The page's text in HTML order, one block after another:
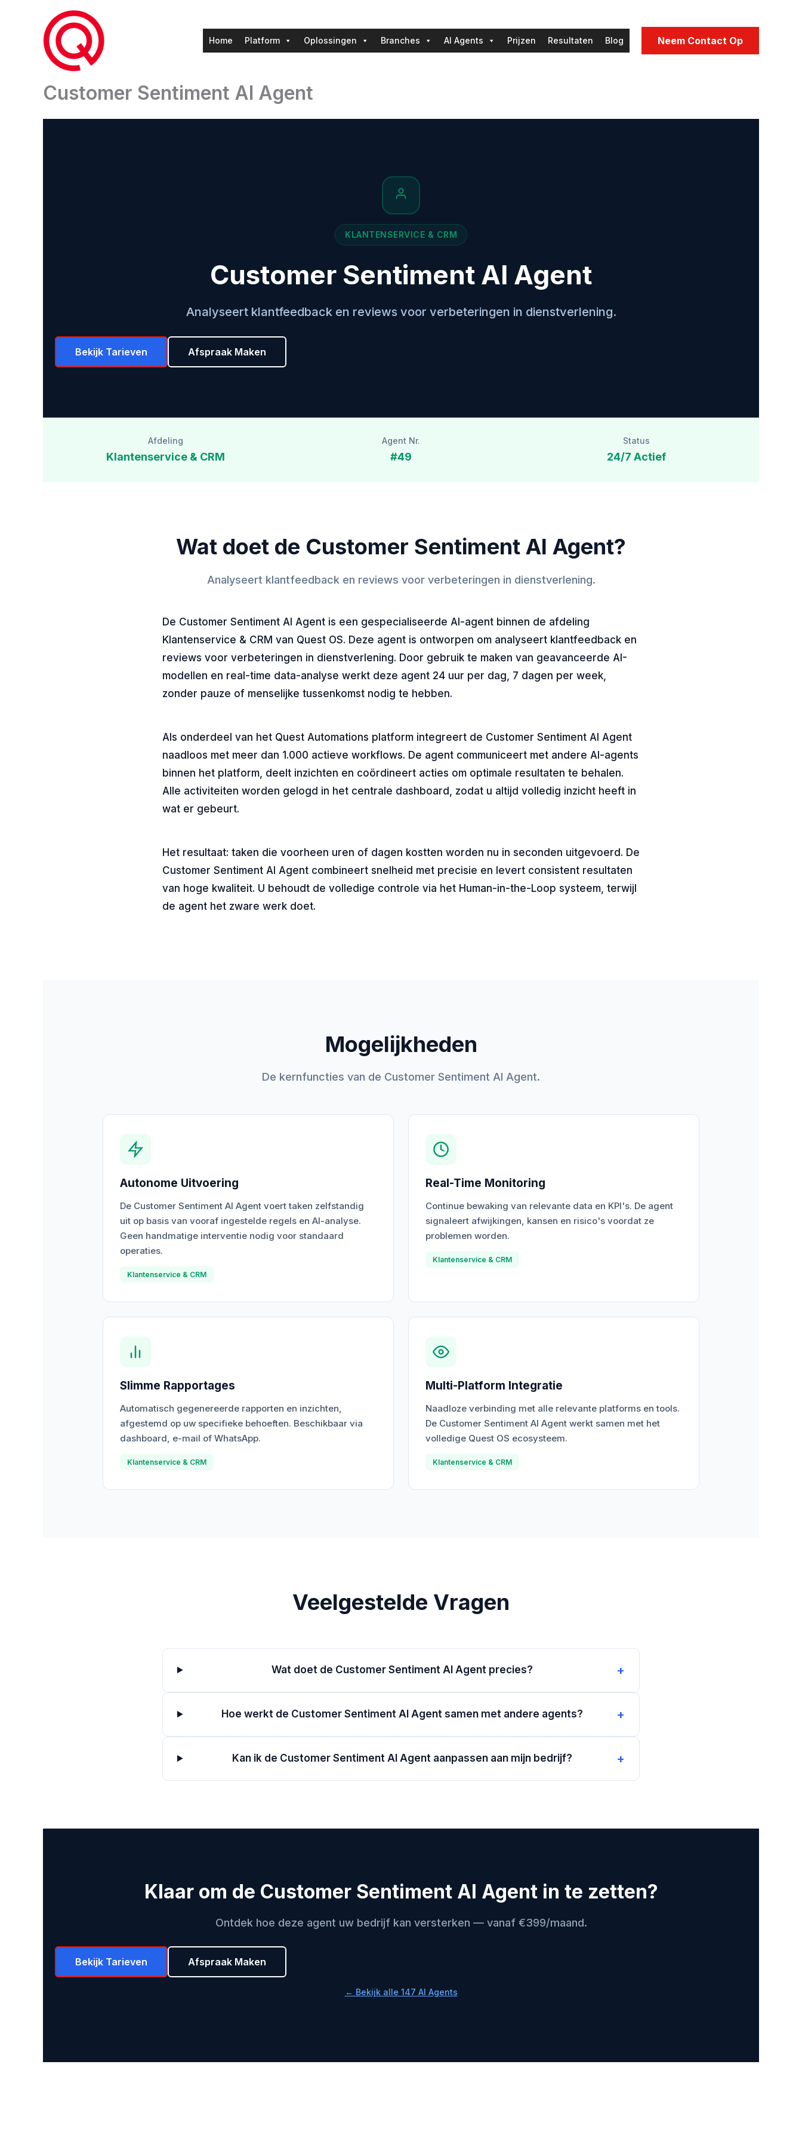
Home Platform Oplossingen Branches AI Agents Prijzen Resultaten Blog Neem Contact Op
Customer Sentiment AI Agent
KLANTENSERVICE & CRM
Customer Sentiment AI Agent
Analyseert klantfeedback en reviews voor verbeteringen in dienstverlening.
Bekijk Tarieven Afspraak Maken
Afdeling
Klantenservice & CRM
Agent Nr.
#49
Status
24/7 Actief
Wat doet de Customer Sentiment AI Agent?
Analyseert klantfeedback en reviews voor verbeteringen in dienstverlening.
De Customer Sentiment AI Agent is een gespecialiseerde AI-agent binnen de afdeling
Klantenservice & CRM van Quest OS. Deze agent is ontworpen om analyseert klantfeedback en
reviews voor verbeteringen in dienstverlening. Door gebruik te maken van geavanceerde AI-
modellen en real-time data-analyse werkt deze agent 24 uur per dag, 7 dagen per week,
zonder pauze of menselijke tussenkomst nodig te hebben.
Als onderdeel van het Quest Automations platform integreert de Customer Sentiment AI Agent
naadloos met meer dan 1.000 actieve workflows. De agent communiceert met andere AI-agents
binnen het platform, deelt inzichten en coördineert acties om optimale resultaten te behalen.
Alle activiteiten worden gelogd in het centrale dashboard, zodat u altijd volledig inzicht heeft in
wat er gebeurt.
Het resultaat: taken die voorheen uren of dagen kostten worden nu in seconden uitgevoerd. De
Customer Sentiment AI Agent combineert snelheid met precisie en levert consistent resultaten
van hoge kwaliteit. U behoudt de volledige controle via het Human-in-the-Loop systeem, terwijl
de agent het zware werk doet.
Mogelijkheden
De kernfuncties van de Customer Sentiment AI Agent.
Autonome Uitvoering
De Customer Sentiment AI Agent voert taken zelfstandig
uit op basis van vooraf ingestelde regels en AI-analyse.
Geen handmatige interventie nodig voor standaard
operaties.
Klantenservice & CRM
Real-Time Monitoring
Continue bewaking van relevante data en KPI's. De agent
signaleert afwijkingen, kansen en risico's voordat ze
problemen worden.
Klantenservice & CRM
Slimme Rapportages
Automatisch gegenereerde rapporten en inzichten,
afgestemd op uw specifieke behoeften. Beschikbaar via
dashboard, e-mail of WhatsApp.
Klantenservice & CRM
Multi-Platform Integratie
Naadloze verbinding met alle relevante platforms en tools.
De Customer Sentiment AI Agent werkt samen met het
volledige Quest OS ecosysteem.
Klantenservice & CRM
Veelgestelde Vragen
Wat doet de Customer Sentiment AI Agent precies? +
Hoe werkt de Customer Sentiment AI Agent samen met andere agents? +
Kan ik de Customer Sentiment AI Agent aanpassen aan mijn bedrijf? +
Klaar om de Customer Sentiment AI Agent in te zetten?
Ontdek hoe deze agent uw bedrijf kan versterken — vanaf €399/maand.
Bekijk Tarieven Afspraak Maken
← Bekijk alle 147 AI Agents